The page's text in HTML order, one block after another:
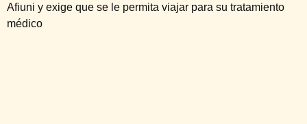
Afiuni y exige que se le permita viajar para su tratamiento
médico